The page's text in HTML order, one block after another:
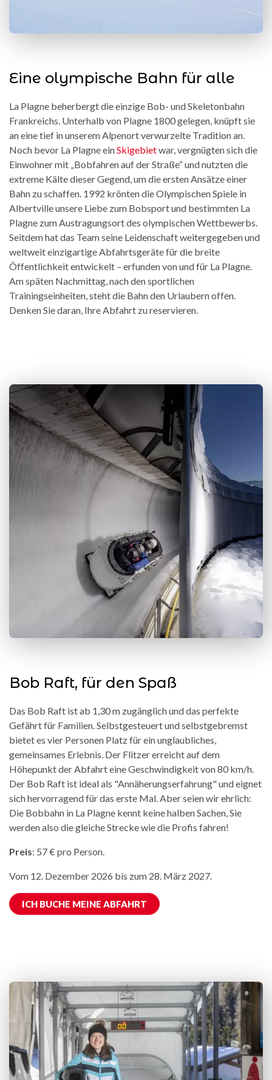
Eine olympische Bahn für alle
La Plagne beherbergt die einzige Bob- und Skeletonbahn
Frankreichs. Unterhalb von Plagne 1800 gelegen, knüpft sie
an eine tief in unserem Alpenort verwurzelte Tradition an.
Noch bevor La Plagne einSkigebietwar, vergnügten sich die
Einwohner mit „Bobfahren auf der Straße“ und nutzten die
extreme Kälte dieser Gegend, um die ersten Ansätze einer
Bahn zu schaffen. 1992 krönten die Olympischen Spiele in
Albertville unsere Liebe zum Bobsport und bestimmten La
Plagne zum Austragungsort des olympischen Wettbewerbs.
Seitdem hat das Team seine Leidenschaft weitergegeben und
weltweit einzigartige Abfahrtsgeräte für die breite
Öffentlichkeit entwickelt – erfunden von und für La Plagne.
Am späten Nachmittag, nach den sportlichen
Trainingseinheiten, steht die Bahn den Urlaubern offen.
Denken Sie daran, Ihre Abfahrt zu reservieren.
Bob Raft, für den Spaß
Das Bob Raft ist ab 1,30 m zugänglich und das perfekte
Gefährt für Familien. Selbstgesteuert und selbstgebremst
bietet es vier Personen Platz für ein unglaubliches,
gemeinsames Erlebnis. Der Flitzer erreicht auf dem
Höhepunkt der Abfahrt eine Geschwindigkeit von 80 km/h.
Der Bob Raft ist ideal als "Annäherungserfahrung" und eignet
sich hervorragend für das erste Mal. Aber seien wir ehrlich:
Die Bobbahn in La Plagne kennt keine halben Sachen, Sie
werden also die gleiche Strecke wie die Profis fahren!
Preis: 57 € pro Person.
Vom 12. Dezember 2026 bis zum 28. März 2027.
ICH BUCHE MEINE ABFAHRT